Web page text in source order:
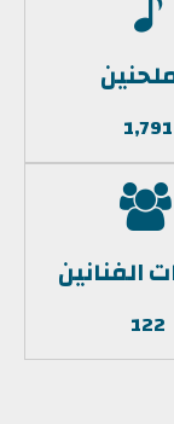
1,791
الفنانين
122